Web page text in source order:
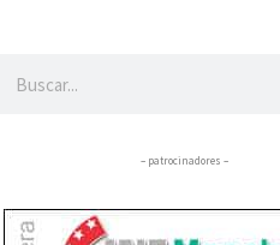
– patrocinadores –